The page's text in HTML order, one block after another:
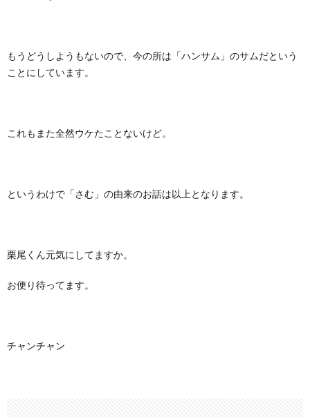
もうどうしようもないので、今の所は「ハンサム」のサムだという
ことにしています。
これもまた全然ウケたことないけど。
というわけで「さむ」の由来のお話は以上となります。
栗尾くん元気にしてますか。
お便り待ってます。
チャンチャン